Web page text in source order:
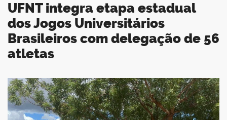
UFNT integra etapa estadual
dos Jogos Universitários
Brasileiros com delegação de 56
atletas